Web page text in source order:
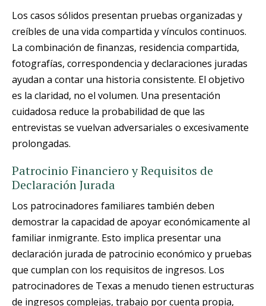
Los casos sólidos presentan pruebas organizadas y
creíbles de una vida compartida y vínculos continuos.
La combinación de finanzas, residencia compartida,
fotografías, correspondencia y declaraciones juradas
ayudan a contar una historia consistente. El objetivo
es la claridad, no el volumen. Una presentación
cuidadosa reduce la probabilidad de que las
entrevistas se vuelvan adversariales o excesivamente
prolongadas.
Patrocinio Financiero y Requisitos de
Declaración Jurada
Los patrocinadores familiares también deben
demostrar la capacidad de apoyar económicamente al
familiar inmigrante. Esto implica presentar una
declaración jurada de patrocinio económico y pruebas
que cumplan con los requisitos de ingresos. Los
patrocinadores de Texas a menudo tienen estructuras
de ingresos complejas, trabajo por cuenta propia,